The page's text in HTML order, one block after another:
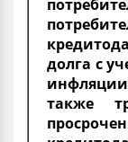
долга с
также